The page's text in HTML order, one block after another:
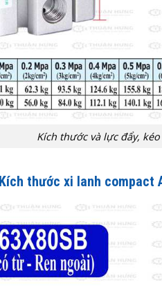
Kích thước và lực đẩy,
Kích thước xi lanh compact